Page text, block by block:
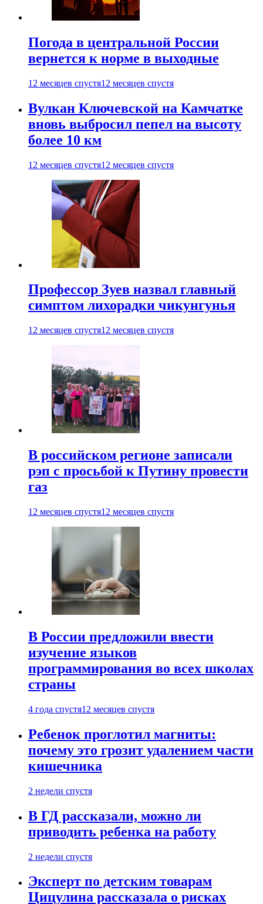
Погода в центральной России
вернется к норме в выходные
12 месяцев спустя12 месяцев спустя
Вулкан Ключевской на Камчатке
вновь выбросил пепел на высоту
более 10 км
12 месяцев спустя12 месяцев спустя
Профессор Зуев назвал главный
симптом лихорадки чикунгунья
12 месяцев спустя12 месяцев спустя
В российском регионе записали
рэп с просьбой к Путину провести
газ
12 месяцев спустя12 месяцев спустя
В России предложили ввести
изучение языков
программирования во всех школах
страны
4 года спустя12 месяцев спустя
Ребенок проглотил магниты:
почему это грозит удалением части
кишечника
2 недели спустя
В ГД рассказали, можно ли
приводить ребенка на работу
2 недели спустя
Эксперт по детским товарам
Цицулина рассказала о рисках